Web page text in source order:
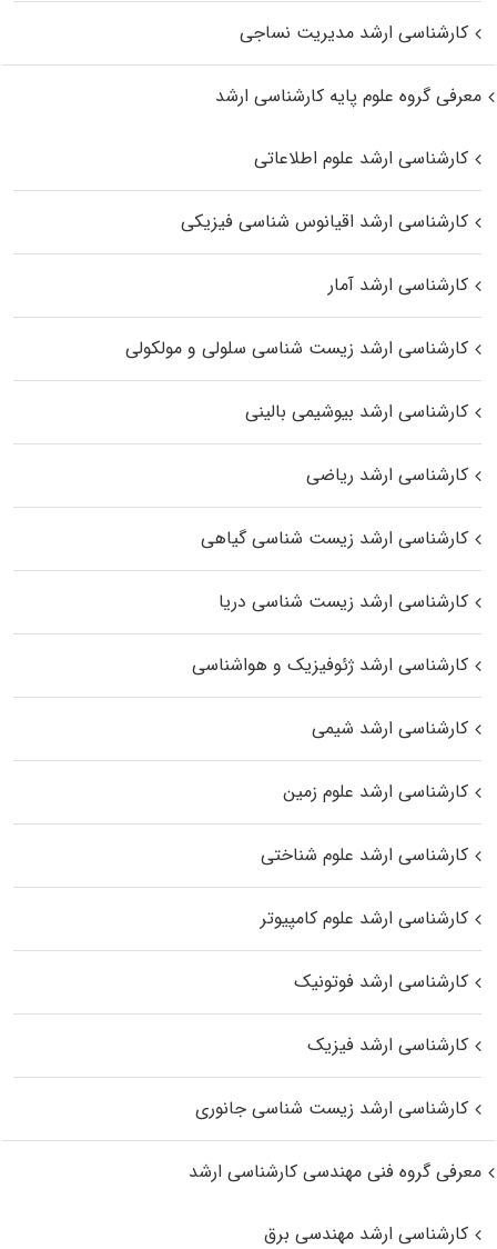
کارشناسی ارشد مدیریت نساجی
معرفی گروه علوم پایه کارشناسی ارشد
کارشناسی ارشد علوم اطلاعاتی
کارشناسی ارشد اقیانوس‌ شناسی فیزیکی
کارشناسی ارشد آمار
کارشناسی ارشد زیست شناسی سلولی و مولکولی
کارشناسی ارشد بیوشیمی بالینی
کارشناسی ارشد ریاضی
کارشناسی ارشد زیست‌ شناسی گیاهی
کارشناسی ارشد زیست‌ شناسی دریا
کارشناسی ارشد ژئوفیزیک و هواشناسی
کارشناسی ارشد شیمی
کارشناسی ارشد علوم زمین
کارشناسی ارشد علوم شناختی
کارشناسی ارشد علوم کامپیوتر
کارشناسی ارشد فوتونیک
کارشناسی ارشد فیزیک
کارشناسی ارشد زیست‌ شناسی جانوری
معرفی گروه فنی مهندسی کارشناسی ارشد
کارشناسی ارشد مهندسی برق